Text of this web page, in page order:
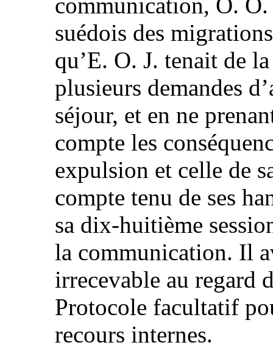
suédois des
qu’E. O. J. tenait de
plusieurs demandes
séjour, et en ne
compte les
expulsion et celle de
compte tenu de ses
sa dix‑huitième
la communication. Il
irrecevable au regard
Protocole facultatif
recours internes.